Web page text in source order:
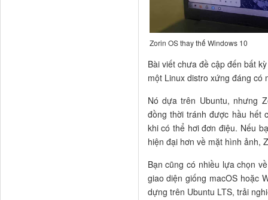
Zorin OS thay thế Windows 10
Bài viết chưa đề cập đến bất
một Linux distro xứng đáng có
Nó dựa trên Ubuntu, nhưng
đồng thời tránh được hầu hết
khi có thể hơi đơn điệu. Nếu
hiện đại hơn về mặt hình ảnh,
Bạn cũng có nhiều lựa chọn
giao diện giống macOS hoặc
dựng trên Ubuntu LTS, trải